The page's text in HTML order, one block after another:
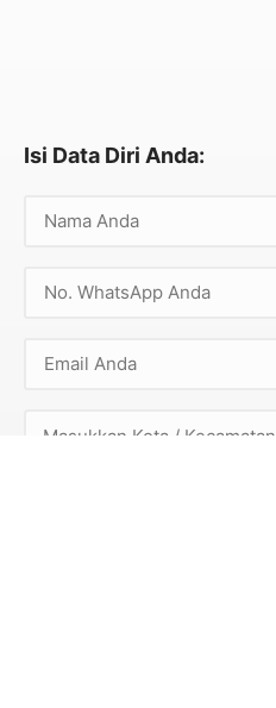
Isi Data Diri Anda:
Masukkan Kota / Kecamatan